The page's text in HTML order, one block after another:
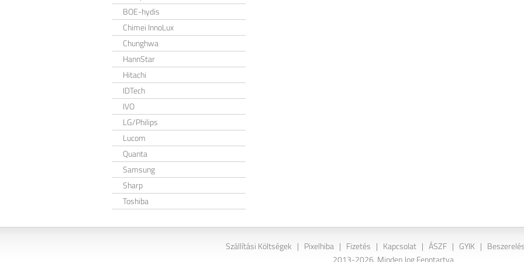
BOE-hydis
Chimei InnoLux
Chunghwa
HannStar
Hitachi
IDTech
IVO
LG/Philips
Lucom
Quanta
Samsung
Sharp
Toshiba
Szállítási Költségek | Pixelhiba | Fizetés | Kapcsolat | ÁSZF | GYIK |
2013-2026. Minden Jog Fenntartva